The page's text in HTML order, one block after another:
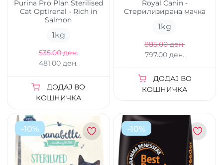
Purina Pro Plan Sterilised
Cat Optirenal - Rich in
Salmon
1kg
535.00 ден.
481.00 ден.
ДОДАЈ ВО
КОШНИЧКА
Royal Canin -
Стерилизирана мачка
1kg
885.00 ден.
797.00 ден.
ДОДАЈ ВО
КОШНИЧКА
-10% -10%